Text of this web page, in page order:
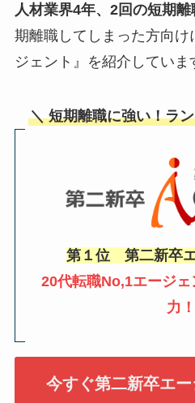
人材業界4年、2回の短期
期離職してしまった方向け
ジェント』を紹介していま
＼ 短期離職に強い！ラ
第１位 第二新卒
20代転職No,1エージ
力！
今すぐ第二新卒エ